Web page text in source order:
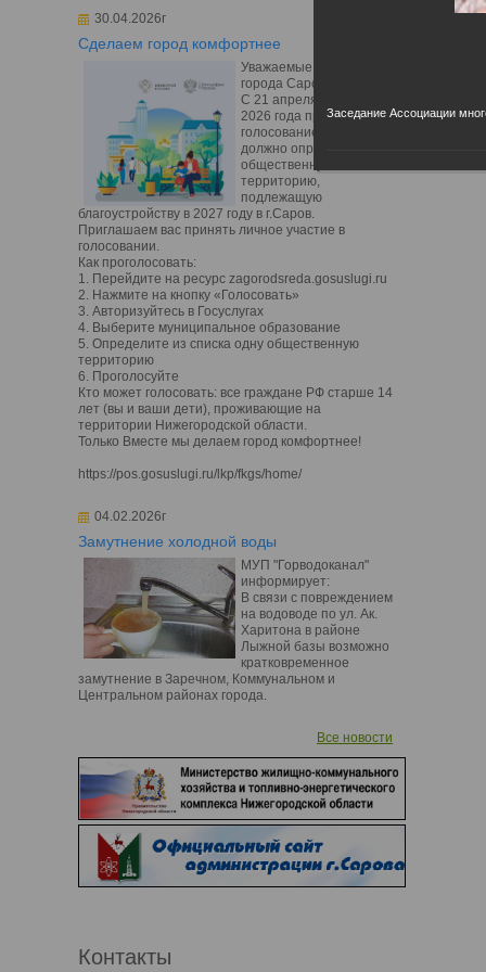
30.04.2026г
Сделаем город комфортнее
Уважаемые жители
города Сарова!
С 21 апреля по 12 июня
2026 года проходит
голосование, которое
должно определить
общественную
территорию,
подлежащую
благоустройству в 2027 году в г.Саров.
Приглашаем вас принять личное участие в
голосовании.
Как проголосовать:
1. Перейдите на ресурс zagorodsreda.gosuslugi.ru
2. Нажмите на кнопку «Голосовать»
3. Авторизуйтесь в Госуслугах
4. Выберите муниципальное образование
5. Определите из списка одну общественную
территорию
6. Проголосуйте
Кто может голосовать: все граждане РФ старше 14
лет (вы и ваши дети), проживающие на
территории Нижегородской области.
Только Вместе мы делаем город комфортнее!
https://pos.gosuslugi.ru/lkp/fkgs/home/
04.02.2026г
Замутнение холодной воды
МУП "Горводоканал"
информирует:
В связи с повреждением
на водоводе по ул. Ак.
Харитона в районе
Лыжной базы возможно
кратковременное
замутнение в Заречном, Коммунальном и
Центральном районах города.
Все новости
Контакты
Заседание Ассоциации